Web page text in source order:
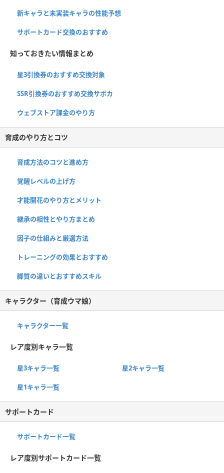
新キャラと未実装キャラの性能予想
サポートカード交換のおすすめ
知っておきたい情報まとめ
星3引換券のおすすめ交換対象
SSR引換券のおすすめ交換サポカ
ウェブストア課金のやり方
育成のやり方とコツ
育成方法のコツと進め方
覚醒レベルの上げ方
才能開花のやり方とメリット
継承の相性とやり方まとめ
因子の仕組みと厳選方法
トレーニングの効果とおすすめ
脚質の違いとおすすめスキル
キャラクター（育成ウマ娘）
キャラクター一覧
レア度別キャラ一覧
星3キャラ一覧 星2キャラ一覧
星1キャラ一覧
サポートカード
サポートカード一覧
レア度別サポートカード一覧